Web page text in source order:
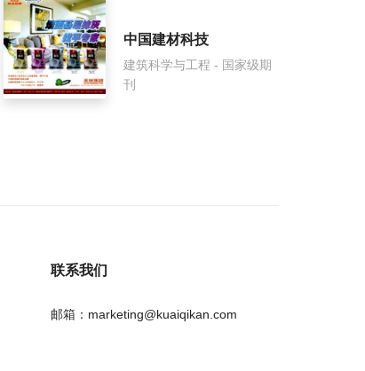
中国建材科技
建筑科学与工程 - 国家级期
刊
联系我们
邮箱：marketing@kuaiqikan.com